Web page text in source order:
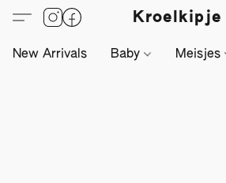
Kroelkipje
New Arrivals Baby Meisjes